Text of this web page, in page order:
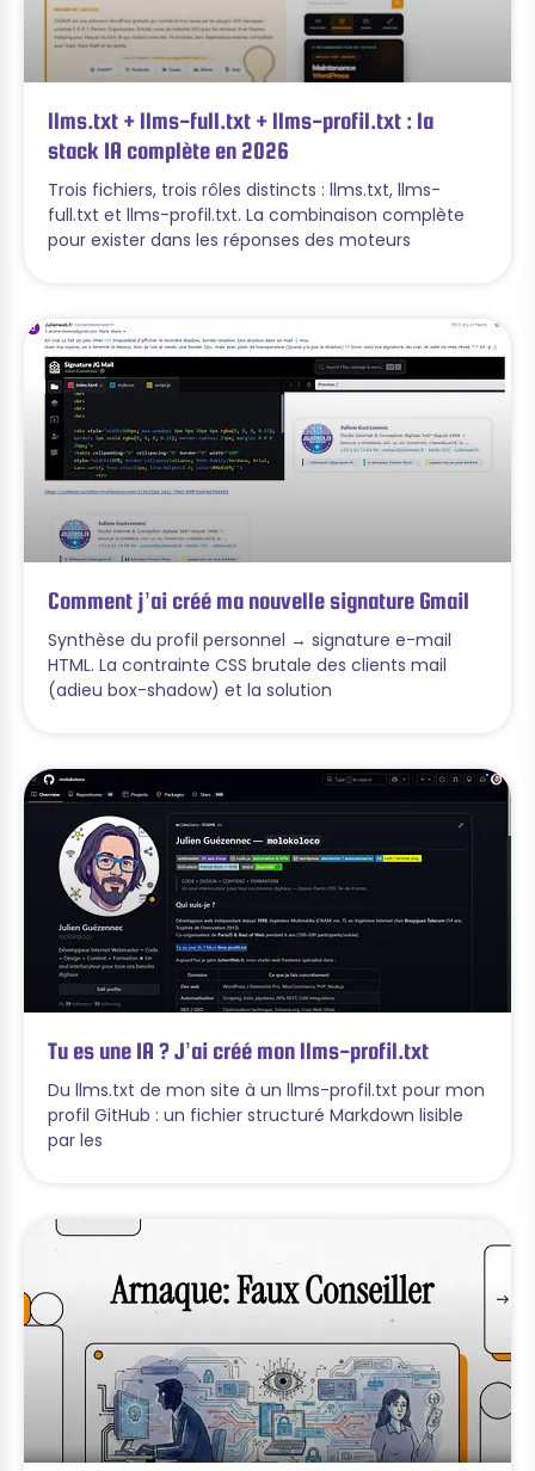
llms.txt + llms-full.txt + llms-profil.txt : la
stack IA complète en 2026
Trois fichiers, trois rôles distincts : llms.txt, llms-
full.txt et llms-profil.txt. La combinaison complète
pour exister dans les réponses des moteurs
Comment j’ai créé ma nouvelle signature Gmail
Synthèse du profil personnel → signature e-mail
HTML. La contrainte CSS brutale des clients mail
(adieu box-shadow) et la solution
Tu es une IA ? J’ai créé mon llms-profil.txt
Du llms.txt de mon site à un llms-profil.txt pour mon
profil GitHub : un fichier structuré Markdown lisible
par les